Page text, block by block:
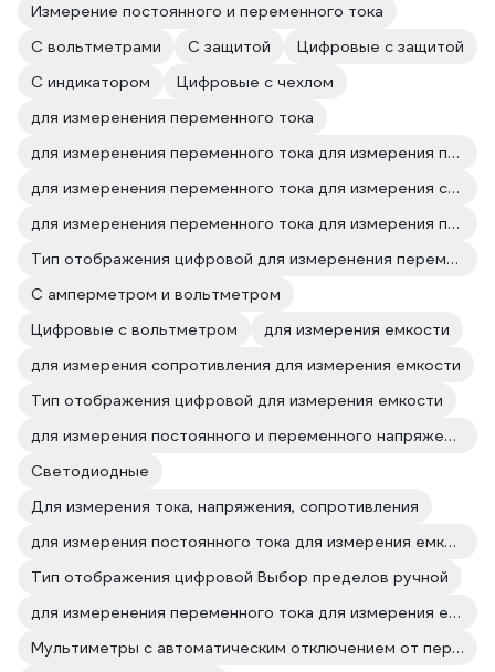
Измерение постоянного и переменного тока
С вольтметрами
С защитой
Цифровые с защитой
С индикатором
Цифровые с чехлом
для измеренения переменного тока
для измеренения переменного тока для измерения постоянного и переменного напряжения
для измеренения переменного тока для измерения сопротивления
для измеренения переменного тока для измерения постоянного тока
Тип отображения цифровой для измеренения переменного тока
С амперметром и вольтметром
Цифровые с вольтметром
для измерения емкости
для измерения сопротивления для измерения емкости
Тип отображения цифровой для измерения емкости
для измерения постоянного и переменного напряжения для измерения емкости
Светодиодные
Для измерения тока, напряжения, сопротивления
для измерения постоянного тока для измерения емкости
Тип отображения цифровой Выбор пределов ручной
для измеренения переменного тока для измерения емкости
Мультиметры с автоматическим отключением от перегрузки